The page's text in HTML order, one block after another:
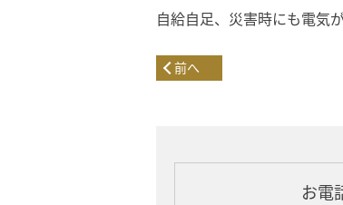
自給自足、災害時にも電気
前へ
お電